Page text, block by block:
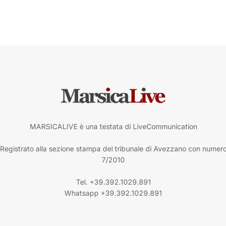
MARSICALIVE è una testata di LiveCommunication
Registrato alla sezione stampa del tribunale di Avezzano con
7/2010
Tel. +39.392.1029.891
Whatsapp +39.392.1029.891